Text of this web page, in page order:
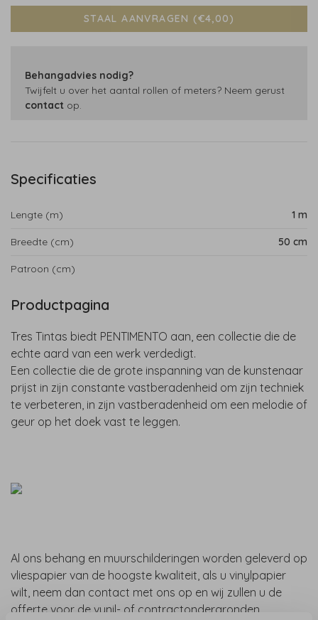
STAAL AANVRAGEN (€4,00)
Behangadvies nodig?
Twijfelt u over het aantal rollen of meters? Neem gerust
contact op.
Specificaties
Lengte (m) 1 m
Breedte (cm) 50 cm
Patroon (cm)
Productpagina
Tres Tintas biedt PENTIMENTO aan, een collectie die de
echte aard van een werk verdedigt.
Een collectie die de grote inspanning van de kunstenaar
prijst in zijn constante vastberadenheid om zijn techniek
te verbeteren, in zijn vastberadenheid om een melodie of
geur op het doek vast te leggen.
Al ons behang en muurschilderingen worden geleverd op
vliespapier van de hoogste kwaliteit, als u vinylpapier
wilt, neem dan contact met ons op en wij zullen u de
offerte voor de vynil- of contractondergronden